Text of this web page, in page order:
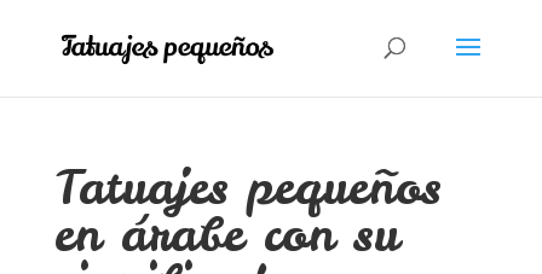
Tatuajes pequeños
en árabe con su